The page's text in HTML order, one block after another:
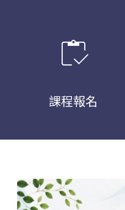
inventory
課程報名